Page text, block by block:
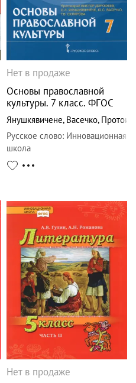
Нет в продаже
Основы православной
культуры. 7 класс. ФГОС
Янушкявичене, Васечко,
Русское слово: Инновационная
школа
Нет в продаже